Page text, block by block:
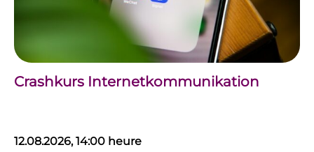
Crashkurs Internetkommunikation
12.08.2026, 14:00 heure